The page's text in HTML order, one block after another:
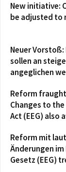
New initiative:
be adjusted to
Neuer
sollen an
angeglichen
Reform
Changes to
Act (EEG) also
Reform mit
Änderungen
Gesetz (EEG)